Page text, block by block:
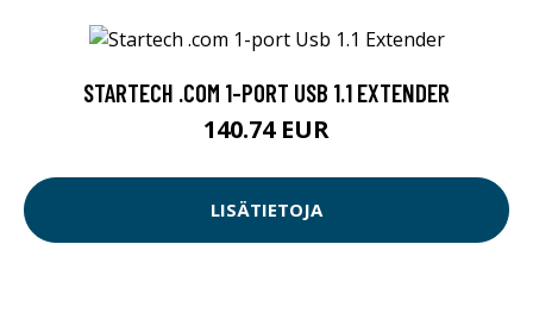
STARTECH .COM 1-PORT USB 1.1 EXTENDER
140.74 EUR
LISÄTIETOJA